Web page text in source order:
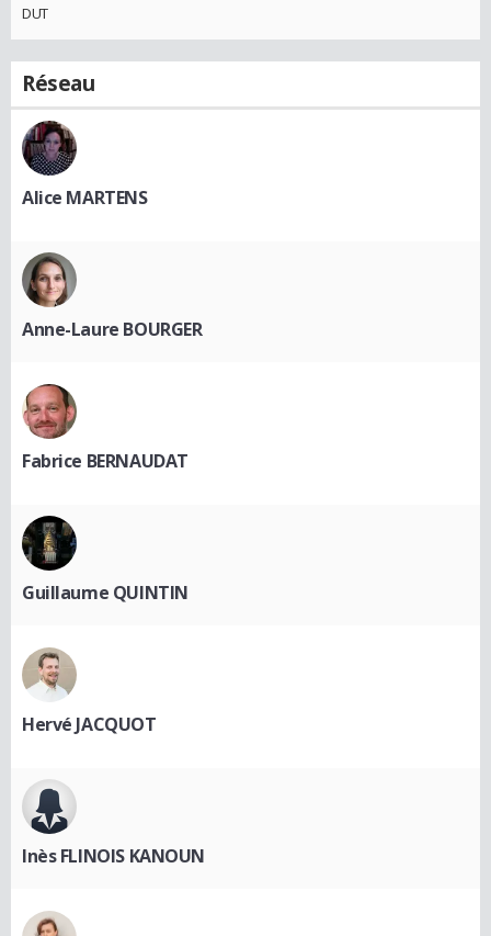
DUT
Réseau
Alice MARTENS
Anne-Laure BOURGER
Fabrice BERNAUDAT
Guillaume QUINTIN
Hervé JACQUOT
Inès FLINOIS KANOUN